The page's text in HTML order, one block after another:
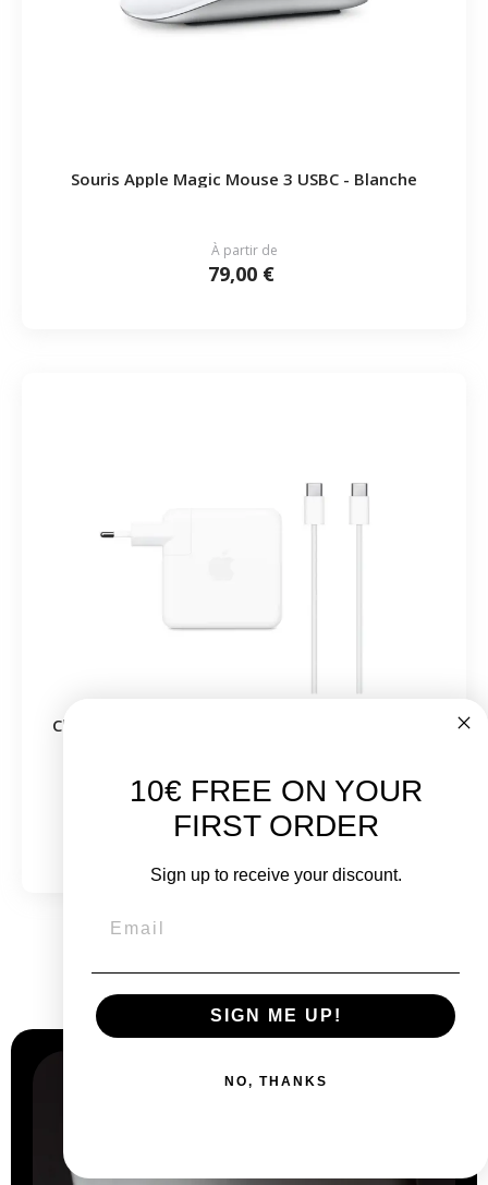
Souris Apple Magic Mouse 3 USBC - Blanche
À partir de
79,00 €
Chargeur MacBook Apple USBC 140W - MacBook
À partir de
85,00 €
Pourquoinous choisir ?
10€ FREE ON YOUR
FIRST ORDER
Sign up to receive your discount.
SIGN ME UP!
NO, THANKS